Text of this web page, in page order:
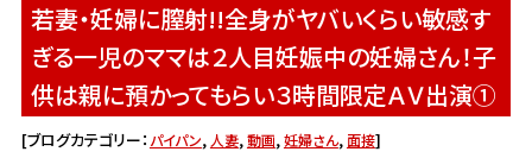
若妻・妊婦に膣射!!全身がヤバいくらい敏感す
ぎる一児のママは２人目妊娠中の妊婦さん！子
供は親に預かってもらい３時間限定ＡＶ出演①
[ブログカテゴリー： パイパン, 人妻,動画,妊婦さん, 面接]